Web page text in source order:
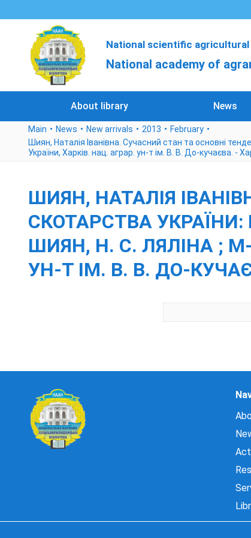
National scientific
National academy of
About library News
Main News New arrivals 2013
February
Шиян, Наталія Іванівна. Сучасний стан та основні
України, Харків. нац. аграр. ун-т ім. В. В. До-кучаєва. -
ШИЯН, НАТАЛІЯ
СКОТАРСТВА УКРАЇНИ:
ШИЯН, Н. С. ЛЯЛІНА ;
УН-Т ІМ. В. В. ДО-